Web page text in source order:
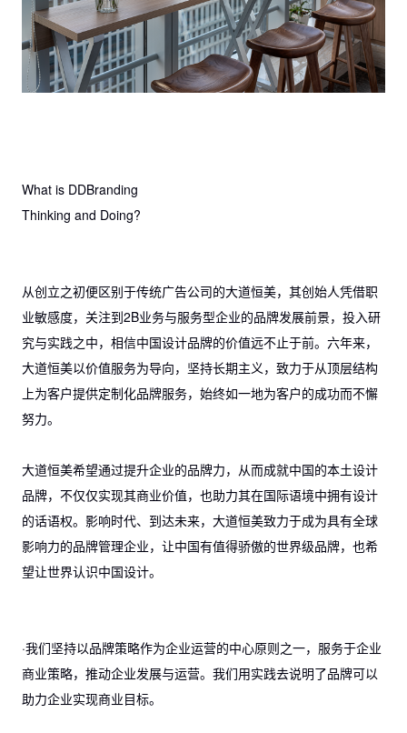
What is DDBranding
Thinking and Doing?
从创立之初便区别于传统广告公司的大道恒美，其创始人凭借职
业敏感度，关注到2B业务与服务型企业的品牌发展前景，投入研
究与实践之中，相信中国设计品牌的价值远不止于前。六年来，
大道恒美以价值服务为导向，坚持长期主义，致力于从顶层结构
上为客户提供定制化品牌服务，始终如一地为客户的成功而不懈
努力。
大道恒美希望通过提升企业的品牌力，从而成就中国的本土设计
品牌，不仅仅实现其商业价值，也助力其在国际语境中拥有设计
的话语权。影响时代、到达未来，大道恒美致力于成为具有全球
影响力的品牌管理企业，让中国有值得骄傲的世界级品牌，也希
望让世界认识中国设计。
·我们坚持以品牌策略作为企业运营的中心原则之一，服务于企业
商业策略，推动企业发展与运营。我们用实践去说明了品牌可以
助力企业实现商业目标。